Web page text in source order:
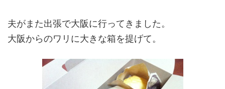
夫がまた出張で大阪に行ってきました。
大阪からのワリに大きな箱を提げて。